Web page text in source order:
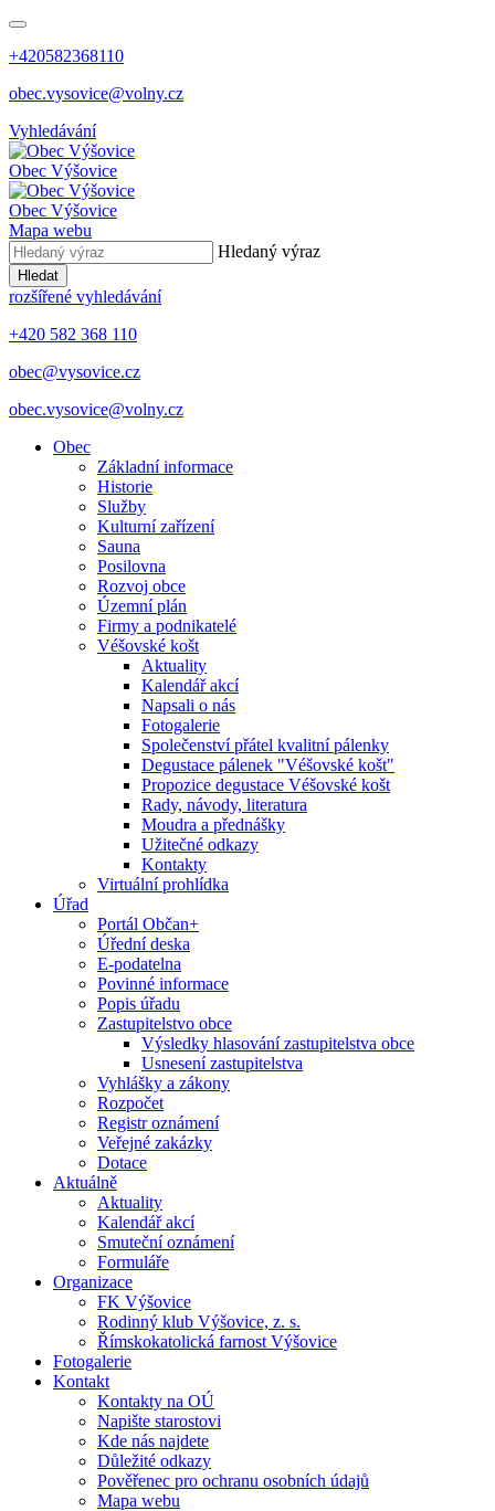
+420582368110
obec.vysovice@volny.cz
Vyhledávání
Obec Výšovice
Obec Výšovice
Mapa webu
Hledaný výraz
Hledat
rozšířené vyhledávání
+420 582 368 110
obec@vysovice.cz
obec.vysovice@volny.cz
Obec
Základní informace
Historie
Služby
Kulturní zařízení
Sauna
Posilovna
Rozvoj obce
Územní plán
Firmy a podnikatelé
Véšovské košt
Aktuality
Kalendář akcí
Napsali o nás
Fotogalerie
Společenství přátel kvalitní pálenky
Degustace pálenek "Véšovské košt"
Propozice degustace Véšovské košt
Rady, návody, literatura
Moudra a přednášky
Užitečné odkazy
Kontakty
Virtuální prohlídka
Úřad
Portál Občan+
Úřední deska
E-podatelna
Povinné informace
Popis úřadu
Zastupitelstvo obce
Výsledky hlasování zastupitelstva obce
Usnesení zastupitelstva
Vyhlášky a zákony
Rozpočet
Registr oznámení
Veřejné zakázky
Dotace
Aktuálně
Aktuality
Kalendář akcí
Smuteční oznámení
Formuláře
Organizace
FK Výšovice
Rodinný klub Výšovice, z. s.
Římskokatolická farnost Výšovice
Fotogalerie
Kontakt
Kontakty na OÚ
Napište starostovi
Kde nás najdete
Důležité odkazy
Pověřenec pro ochranu osobních údajů
Mapa webu